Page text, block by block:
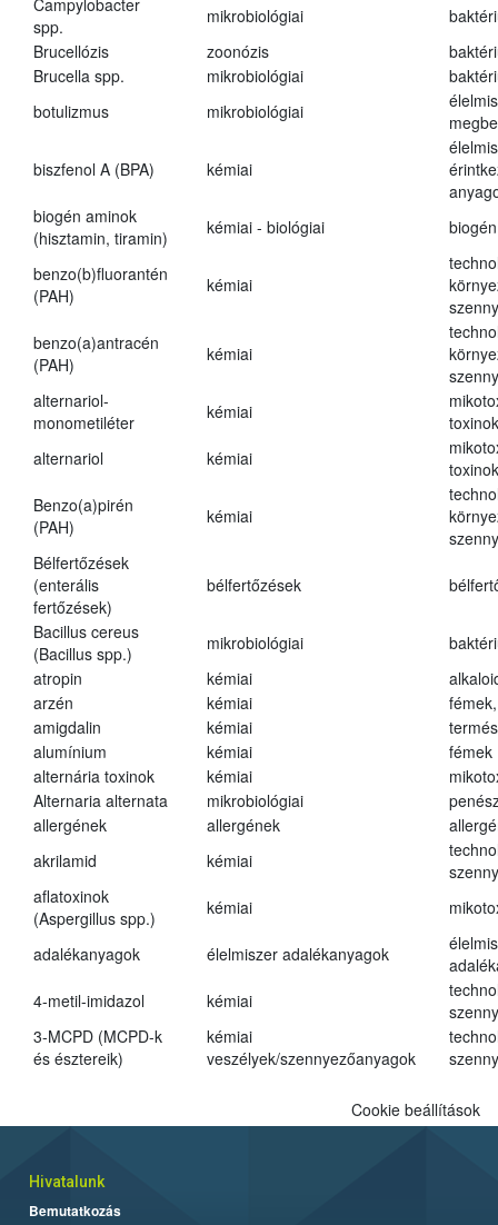
Campylobacter
spp.
mikrobiológiai
Brucellózis
zoonózis
Brucella spp.
mikrobiológiai
botulizmus
mikrobiológiai
biszfenol A (BPA) kémiai
biogén aminok
(hisztamin, tiramin)
kémiai - biológiai
benzo(b)fluorantén
(PAH)
kémiai
benzo(a)antracén
(PAH)
kémiai
alternariol-
monometiléter
kémiai
toxinok
alternariol
kémiai
toxinok
Benzo(a)pirén
(PAH)
kémiai
Bélfertőzések
(enterális
fertőzések)
bélfertőzések
Bacillus cereus
(Bacillus spp.)
mikrobiológiai
atropin
kémiai
arzén
kémiai
amigdalin
kémiai
alumínium
kémiai
fémek
alternária toxinok
kémiai
Alternaria alternata
mikrobiológiai
allergének
allergének
akrilamid
kémiai
aflatoxinok
(Aspergillus spp.)
kémiai
adalékanyagok élelmiszer adalékanyagok
4-metil-imidazol
kémiai
3-MCPD (MCPD-k
és észtereik)
kémiai
veszélyek/szennyezőanyagok
Cookie beállítások
Hivatalunk
Bemutatkozás